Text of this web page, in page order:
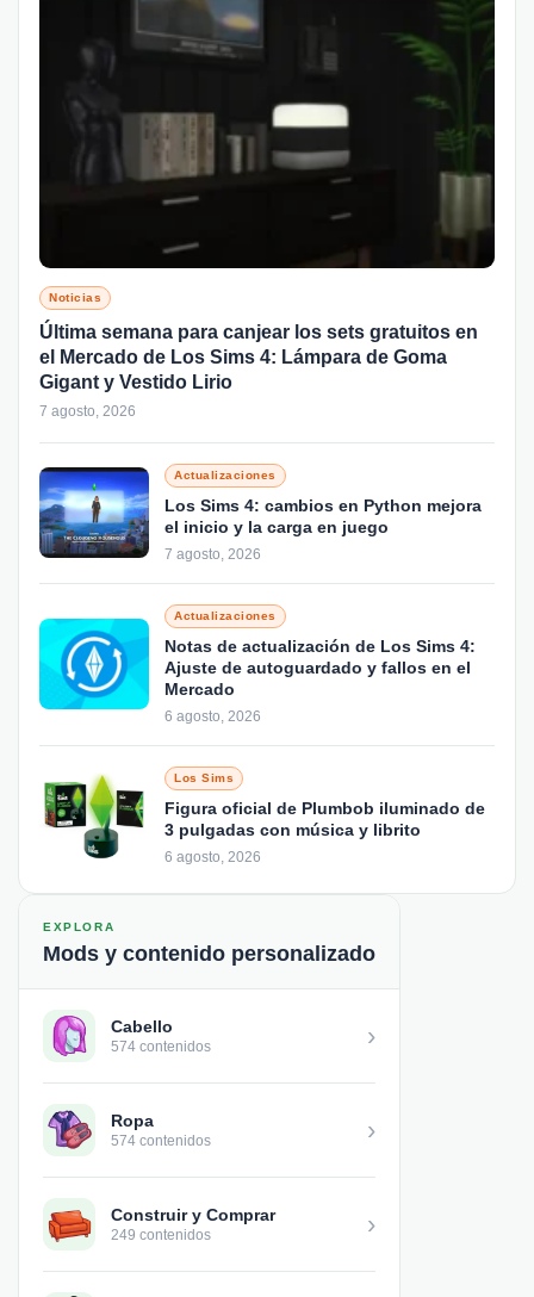
Noticias
Última semana para canjear los sets gratuitos en
el Mercado de Los Sims 4: Lámpara de Goma
Gigant y Vestido Lirio
7 agosto, 2026
Actualizaciones
Los Sims 4: cambios en Python mejora
el inicio y la carga en juego
7 agosto, 2026
Actualizaciones
Notas de actualización de Los Sims 4:
Ajuste de autoguardado y fallos en el
Mercado
6 agosto, 2026
Los Sims
Figura oficial de Plumbob iluminado de
3 pulgadas con música y librito
6 agosto, 2026
EXPLORA
Mods y contenido personalizado
Cabello
574 contenidos ›
Ropa
574 contenidos ›
Construir y Comprar
249 contenidos ›